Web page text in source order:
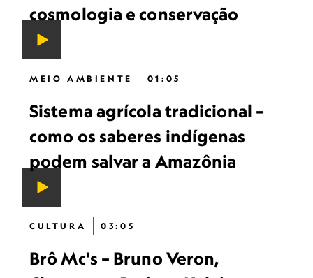
cosmologia e conservação
MEIO AMBIENTE 01:05
Sistema agrícola tradicional –
como os saberes indígenas
podem salvar a Amazônia
CULTURA 03:05
Brô Mc's – Bruno Veron,